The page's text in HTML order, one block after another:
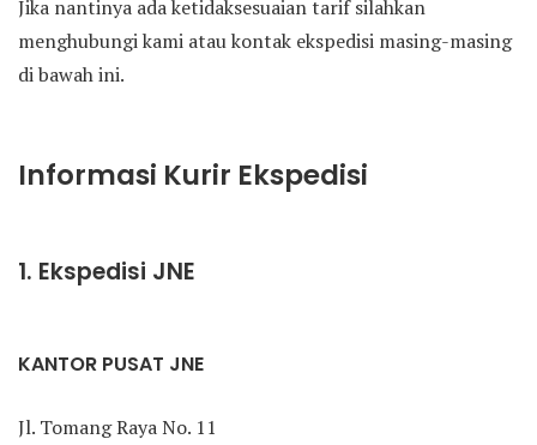
Jika nantinya ada ketidaksesuaian tarif silahkan
menghubungi kami atau kontak ekspedisi masing-masing
di bawah ini.
Informasi Kurir Ekspedisi
1. Ekspedisi JNE
KANTOR PUSAT JNE
Jl. Tomang Raya No. 11